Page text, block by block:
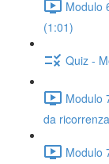
Modulo
(1:01)
Quiz -
Modulo
da
Modulo